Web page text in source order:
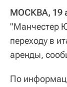
МОСКВА, 19
"Манчестер
переходу в
аренды,
По